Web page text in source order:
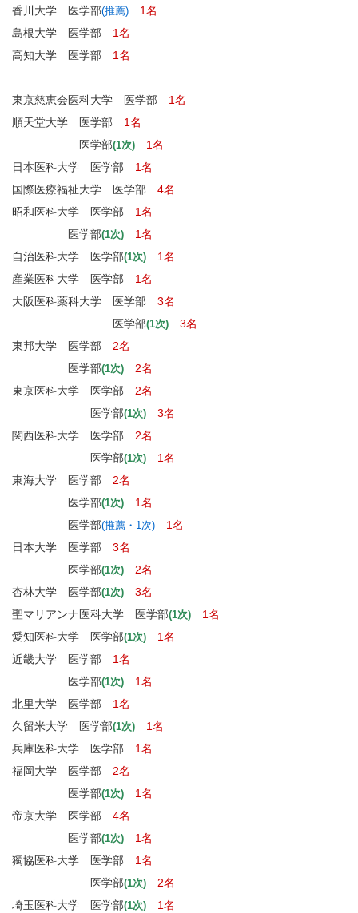
香川大学 医学部(推薦)
1名
島根大学 医学部 1名
高知大学 医学部 1名
東京慈恵会医科大学 医学部 1名
順天堂大学 医学部 1名
医学部(1次)
1名
日本医科大学 医学部 1名
国際医療福祉大学 医学部 4名
昭和医科大学 医学部 1名
医学部(1次)
1名
自治医科大学 医学部(1次)
1名
産業医科大学 医学部 1名
大阪医科薬科大学 医学部 3名
医学部(1次)
3名
東邦大学 医学部 2名
医学部(1次)
2名
東京医科大学 医学部 2名
医学部(1次)
3名
関西医科大学 医学部 2名
医学部(1次)
1名
東海大学 医学部 2名
医学部(1次)
1名
医学部(推薦・1次)
1名
日本大学 医学部 3名
医学部(1次)
2名
杏林大学 医学部(1次)
3名
聖マリアンナ医科大学 医学部(1次)
1名
愛知医科大学 医学部(1次)
1名
近畿大学 医学部 1名
医学部(1次)
1名
北里大学 医学部 1名
久留米大学 医学部(1次)
1名
兵庫医科大学 医学部 1名
福岡大学 医学部 2名
医学部(1次)
1名
帝京大学 医学部 4名
医学部(1次)
1名
獨協医科大学 医学部 1名
医学部(1次)
2名
埼玉医科大学 医学部(1次) 1名